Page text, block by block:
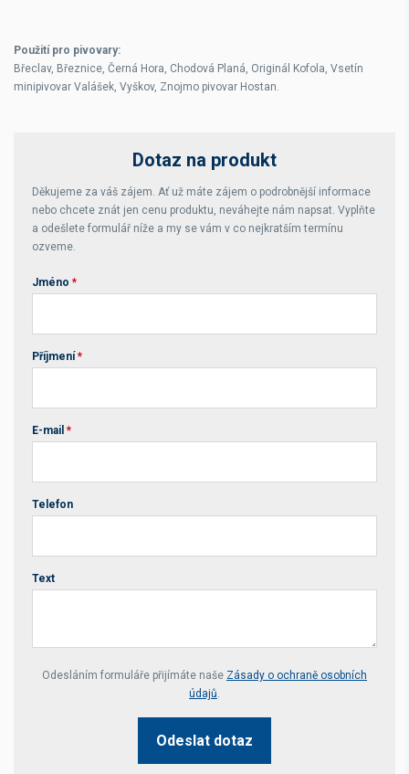
Použití pro pivovary:
Břeclav, Březnice, Černá Hora, Chodová Planá, Originál Kofola, Vsetín
minipivovar Valášek, Vyškov, Znojmo pivovar Hostan.
Dotaz na produkt
Děkujeme za váš zájem. Ať už máte zájem o podrobnější informace
nebo chcete znát jen cenu produktu, neváhejte nám napsat. Vyplňte
a odešlete formulář níže a my se vám v co nejkratším termínu
ozveme.
Jméno *
Příjmení *
E-mail *
Telefon
Text
Your website *
Odesláním formuláře přijímáte naše Zásady o ochraně osobních
údajů.
Odeslat dotaz